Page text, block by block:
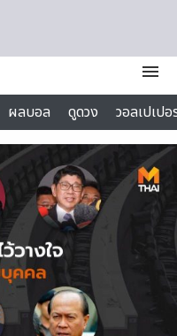
menu
ผลบอล ดูดวง
วอลเปเป